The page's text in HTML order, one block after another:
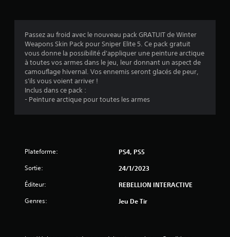
:
4
1
t
Passez au froid avec le nouveau pack GRATUIT de Winter
Weapons Skin Pack pour Sniper Elite 5. Ce pack gratuit
vous donne la possibilité d'appliquer une peinture arctique
à toutes vos armes dans le jeu, leur donnant un aspect de
camouflage hivernal. Vos ennemis seront glacés de peur,
s'ils vous voient arriver !
Inclus dans ce pack :
- Peinture arctique pour toutes les armes
Plateforme: PS4, PS5
Sortie: 24/1/2023
Éditeur: REBELLION INTERACTIVE
Genres: Jeu De Tir